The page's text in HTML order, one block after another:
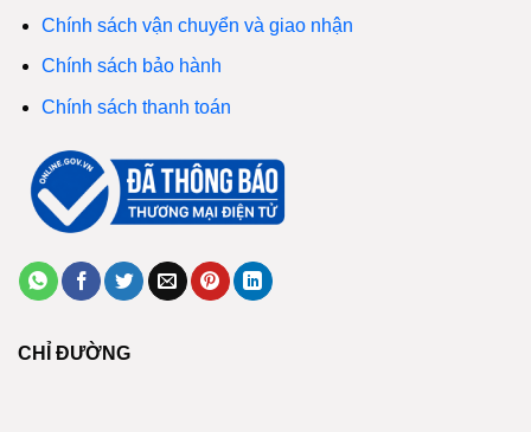
Chính sách vận chuyển và giao nhận
Chính sách bảo hành
Chính sách thanh toán
CHỈ ĐƯỜNG